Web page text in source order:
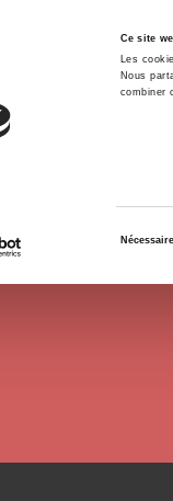
Ce site
Les
Nous
combiner